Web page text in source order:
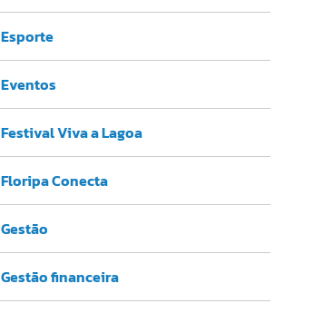
Esporte
Eventos
Festival Viva a Lagoa
Floripa Conecta
Gestão
Gestão financeira